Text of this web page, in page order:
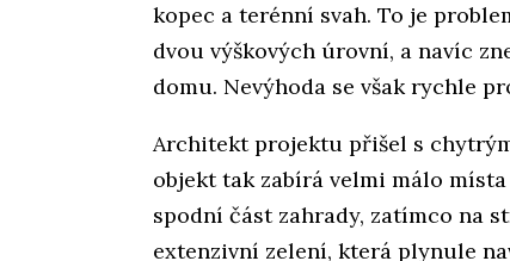
kopec a terénní svah. To je
dvou výškových úrovní, a navíc
domu. Nevýhoda se však rychle
Architekt projektu přišel s
objekt tak zabírá velmi málo
spodní část zahrady, zatímco na
extenzivní zelení, která plynule